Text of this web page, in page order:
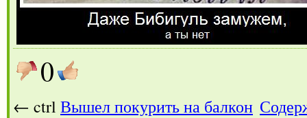
0
← ctrl Вышел покурить на балкон